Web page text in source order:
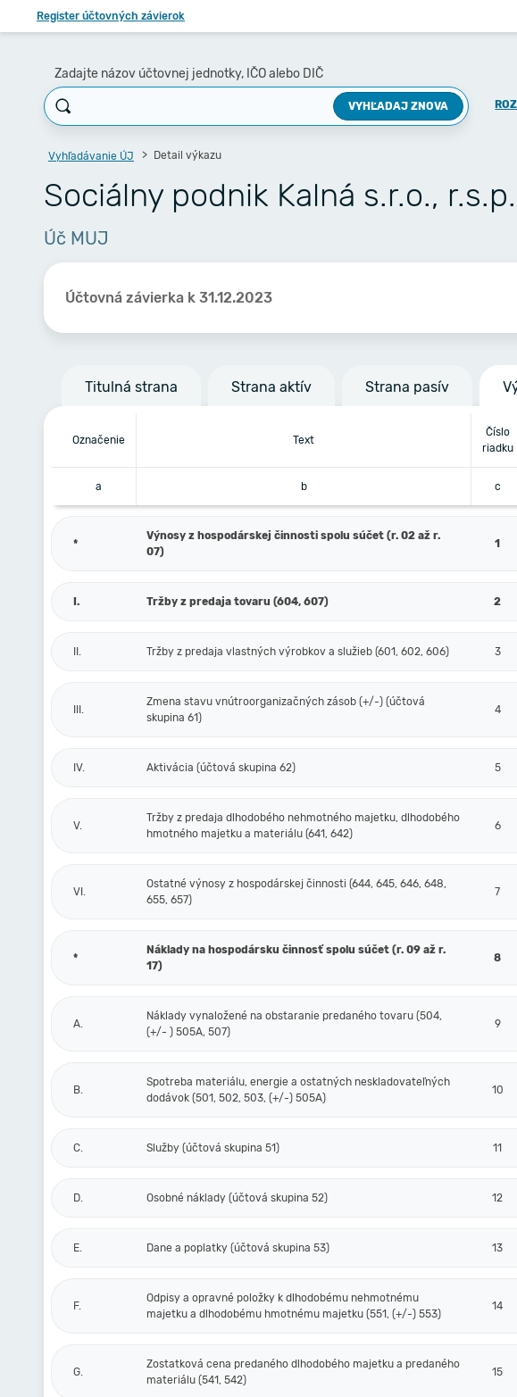
Register účtovných závierok
Zadajte názov účtovnej jednotky, IČO alebo DIČ
VYHĽADAJ ZNOVA
Vyhľadávanie ÚJ Detail výkazu
Sociálny podnik Kalná s.r.o., r.s.p.
Úč MUJ
Účtovná závierka k 31.12.2023
Titulná strana Strana aktív Strana pasív
Označenie Text
Číslo
riadku
a b c
*
Výnosy z hospodárskej činnosti spolu súčet (r. 02 až r.
07)
1
I. Tržby z predaja tovaru (604, 607) 2
II. Tržby z predaja vlastných výrobkov a služieb (601, 602, 606) 3
III.
Zmena stavu vnútroorganizačných zásob (+/-) (účtová
skupina 61)
4
IV. Aktivácia (účtová skupina 62) 5
V.
Tržby z predaja dlhodobého nehmotného majetku, dlhodobého
hmotného majetku a materiálu (641, 642)
6
VI.
Ostatné výnosy z hospodárskej činnosti (644, 645, 646, 648,
655, 657)
7
*
Náklady na hospodársku činnosť spolu súčet (r. 09 až r.
17)
8
A.
Náklady vynaložené na obstaranie predaného tovaru (504,
(+/- ) 505A, 507)
9
B.
Spotreba materiálu, energie a ostatných neskladovateľných
dodávok (501, 502, 503, (+/-) 505A)
10
C. Služby (účtová skupina 51) 11
D. Osobné náklady (účtová skupina 52) 12
E. Dane a poplatky (účtová skupina 53) 13
F.
Odpisy a opravné položky k dlhodobému nehmotnému
majetku a dlhodobému hmotnému majetku (551, (+/-) 553)
14
G.
Zostatková cena predaného dlhodobého majetku a predaného
materiálu (541, 542)
15